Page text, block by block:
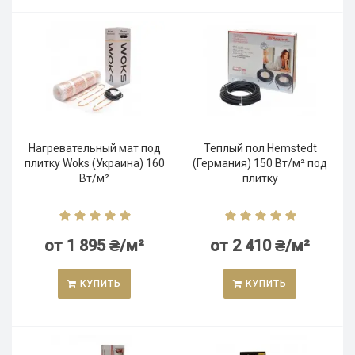
Нагревательный мат под
плитку Woks (Украина) 160
Вт/м²
от 1 895 ₴/м²
КУПИТЬ
Теплый пол Hemstedt
(Германия) 150 Вт/м² под
плитку
от 2 410 ₴/м²
КУПИТЬ